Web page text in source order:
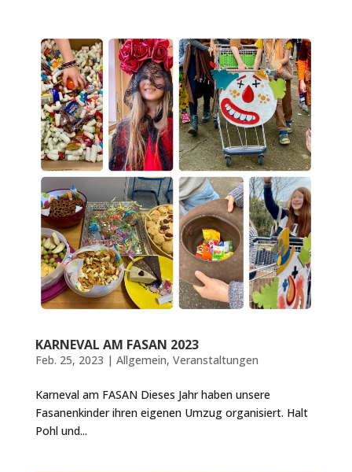
KARNEVAL AM FASAN 2023
Feb. 25, 2023 | Allgemein, Veranstaltungen
Karneval am FASAN Dieses Jahr haben unsere
Fasanenkinder ihren eigenen Umzug organisiert. Halt
Pohl und...